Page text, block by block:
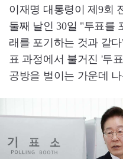
이재명 대통령이 제9회
둘째 날인 30일 "투표를
래를 포기하는 것과 같
표 과정에서 불거진 '투
공방을 벌이는 가운데